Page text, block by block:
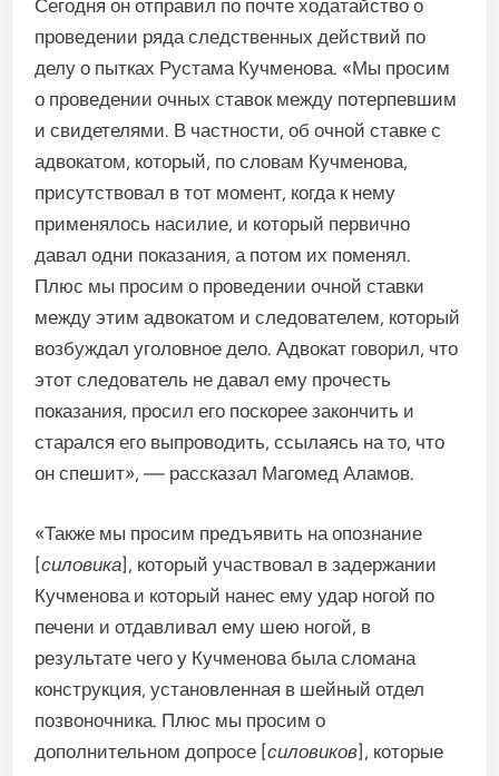
Сегодня он отправил по почте ходатайство о
проведении ряда следственных действий по
делу о пытках Рустама Кучменова. «Мы просим
о проведении очных ставок между потерпевшим
и свидетелями. В частности, об очной ставке с
адвокатом, который, по словам Кучменова,
присутствовал в тот момент, когда к нему
применялось насилие, и который первично
давал одни показания, а потом их поменял.
Плюс мы просим о проведении очной ставки
между этим адвокатом и следователем, который
возбуждал уголовное дело. Адвокат говорил, что
этот следователь не давал ему прочесть
показания, просил его поскорее закончить и
старался его выпроводить, ссылаясь на то, что
он спешит», — рассказал Магомед Аламов.
«Также мы просим предъявить на опознание
[силовика], который участвовал в задержании
Кучменова и который нанес ему удар ногой по
печени и отдавливал ему шею ногой, в
результате чего у Кучменова была сломана
конструкция, установленная в шейный отдел
позвоночника. Плюс мы просим о
дополнительном допросе [силовиков], которые